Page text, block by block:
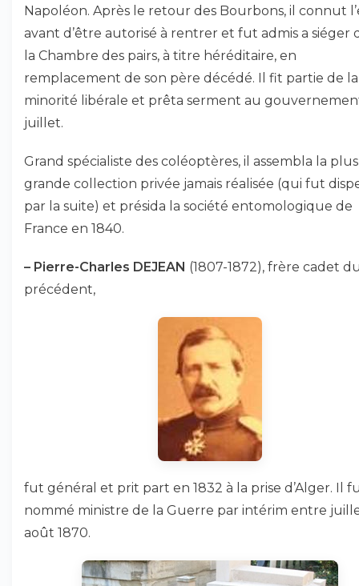
Napoléon. Après le retour des Bourbons, il connut
avant d’être autorisé à rentrer et fut admis a siéger
la Chambre des pairs, à titre héréditaire, en
remplacement de son père décédé. Il fit partie de la
minorité libérale et prêta serment au
juillet.
Grand spécialiste des coléoptères, il assembla la plus
grande collection privée jamais réalisée (qui fut
par la suite) et présida la société entomologique de
France en 1840.
– Pierre-Charles DEJEAN (1807-1872), frère cadet
précédent,
fut général et prit part en 1832 à la prise d’Alger. Il
nommé ministre de la Guerre par intérim entre
août 1870.